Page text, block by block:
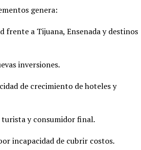
genera:
frente a Tijuana, Ensenada y destinos
inversiones.
de crecimiento de hoteles y
y consumidor final.
incapacidad de cubrir costos.